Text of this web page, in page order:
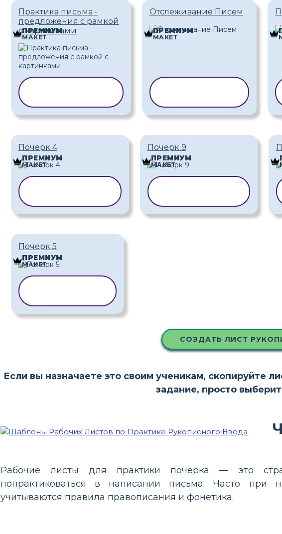
Практика письма -
предложения с рамкой
с картинками
ПРЕМИУМ
МАКЕТ
Отслеживание Писем
ПРЕМИУМ
МАКЕТ
Почерк 4
ПРЕМИУМ
МАКЕТ
Почерк 9
ПРЕМИУМ
МАКЕТ
Почерк 5
ПРЕМИУМ
МАКЕТ
СОЗДАТЬ ЛИСТ
Если вы назначаете это своим ученикам, скопируйте
задание, просто
Рабочие листы для практики почерка — это
попрактиковаться в написании письма. Часто при
учитываются правила правописания и фонетика.